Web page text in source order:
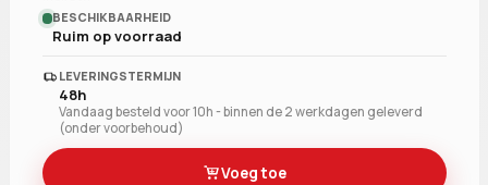
BESCHIKBAARHEID
Ruim op voorraad
LEVERINGSTERMIJN
48h
Vandaag besteld voor 10h - binnen de 2 werkdagen geleverd
(onder voorbehoud)
Voeg toe